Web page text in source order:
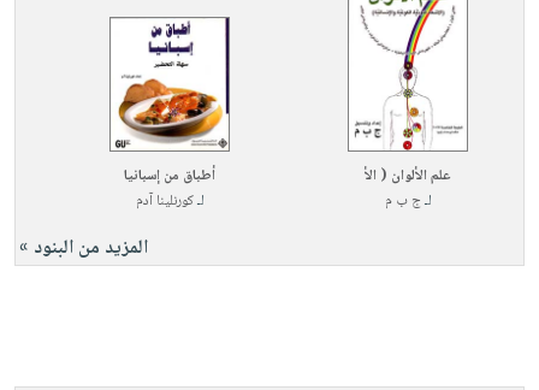
علم الألوان ( الأ
لـج ب م
أطباق من إسبانيا
لـكورنلينا آدم
المزيد من البنود »